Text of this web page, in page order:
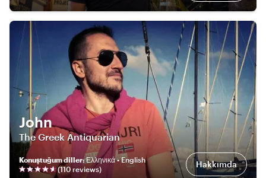
John
The Greek Antiquarian
Konuştuğum diller:Ελληνικά • English
(110 reviews) Hakkımda